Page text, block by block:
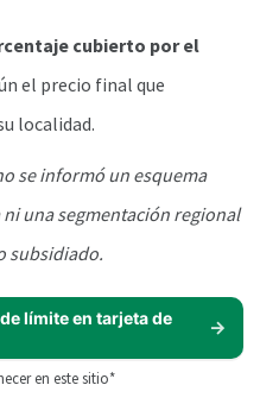
cubierto por el
el precio final que
localidad.
se informó un esquema
una segmentación regional
subsidiado.
límite en tarjeta de
en este sitio*